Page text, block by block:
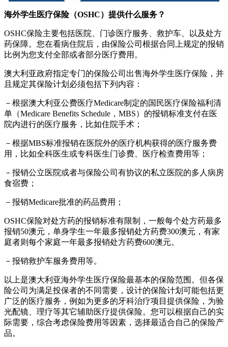
海外学生医疗保险（OSHC）提供什么服务？
OSHC保险主要包括医院、门诊医疗服务、救护车、以及处方
药保障。您在看病住院后，由保险公司根据合同上规定的报销
比例为您支付全部或者部分医疗费用。
澳大利亚政府指定专门的保险公司出售海外学生医疗保险，并
且规定其保险计划必须包括下列内容：
－根据澳大利亚公费医疗Medicare制定的国民医疗保险福利清
单（Medicare Benefits Schedule，MBS）的报销标准支付在医
院内进行的医疗服务，比如住院手术；
－根据MBS标准报销在医院外的医疗机构获得的医疗服务费
用，比如全科医生或专科医生门诊费、医疗检查费用等；
－报销公立医院或者与保险公司有协议的私立医院的多人病房
食宿费；
－报销Medicare批准的药品费用；
OSHC保险对处方药的报销标准有限制，一般每个处方药最多
报销50澳元，单身学生一年最多报销处方药费300澳元，有家
庭者则每个家庭一年最多报销处方药费600澳元。
－报销救护车服务费用等。
以上是澳大利亚海外学生医疗保险最基本的保险范围。但各保
险公司为满足投保者的不同需要，设计的保险计划可能包括更
广泛的医疗服务，例如为更多的牙科治疗项目提供保险，为验
光配镜、理疗等其它辅助医疗提供保险。您可以根据自己的实
际需要，综合考虑保险费用等因素，选择最适合自己的保险产
品。